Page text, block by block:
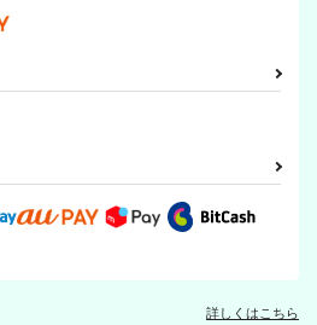
詳しくはこちら